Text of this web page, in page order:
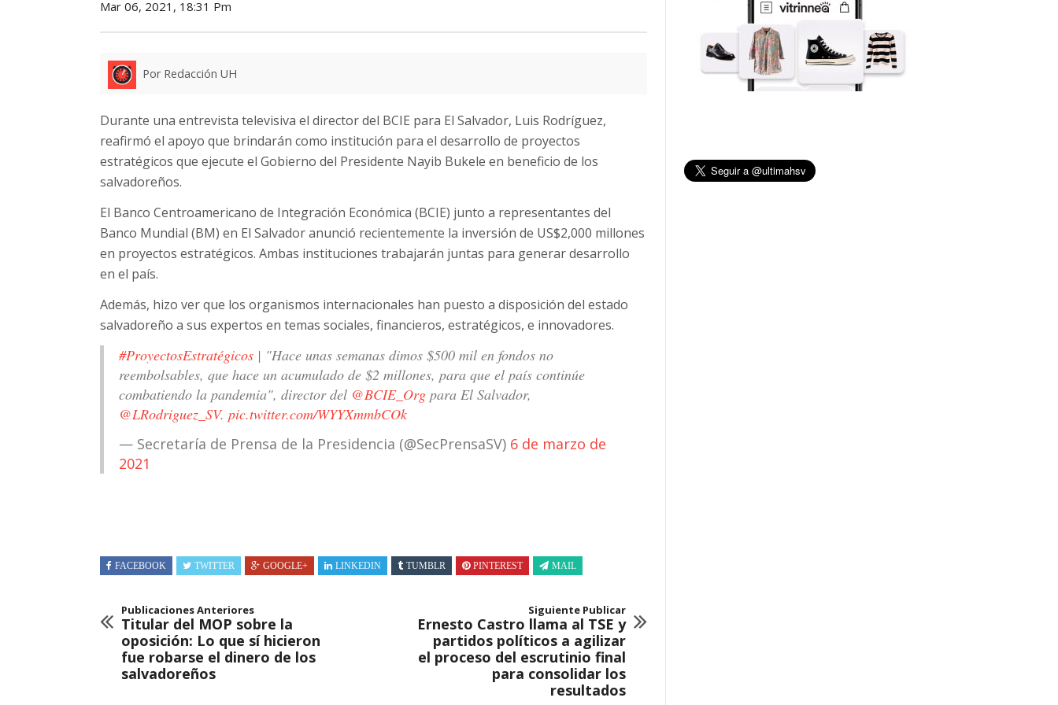
Mar 06, 2021, 18:31 Pm
Por Redacción UH
Durante una entrevista televisiva el director del BCIE para El Salvador, Luis Rodríguez,
reafirmó el apoyo que brindarán como institución para el desarrollo de proyectos
estratégicos que ejecute el Gobierno del Presidente Nayib Bukele en beneficio de los
salvadoreños.
El Banco Centroamericano de Integración Económica (BCIE) junto a representantes del
Banco Mundial (BM) en El Salvador anunció recientemente la inversión de US$2,000 millones
en proyectos estratégicos. Ambas instituciones trabajarán juntas para generar desarrollo
en el país.
Además, hizo ver que los organismos internacionales han puesto a disposición del estado
salvadoreño a sus expertos en temas sociales, financieros, estratégicos, e innovadores.
#ProyectosEstratégicos | "Hace unas semanas dimos $500 mil en fondos no
reembolsables, que hace un acumulado de $2 millones, para que el país continúe
combatiendo la pandemia", director del @BCIE_Org para El Salvador,
@LRodriguez_SV. pic.twitter.com/WYYXmmbCOk
— Secretaría de Prensa de la Presidencia (@SecPrensaSV) 6 de marzo de
2021
FACEBOOK TWITTER GOOGLE+ LINKEDIN TUMBLR PINTEREST MAIL
Publicaciones Anteriores
Titular del MOP sobre la
oposición: Lo que sí hicieron
fue robarse el dinero de los
salvadoreños
Siguiente Publicar
Ernesto Castro llama al TSE y
partidos políticos a agilizar
el proceso del escrutinio final
para consolidar los
resultados